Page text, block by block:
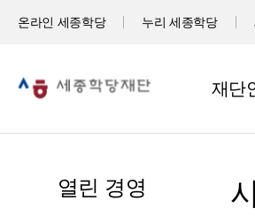
온라인 세종학당 누리 세종학당
재단
열린 경영